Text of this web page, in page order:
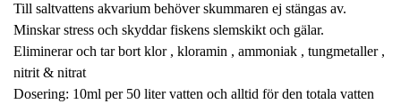
Till saltvattens akvarium behöver skummaren ej stängas av.
Minskar stress och skyddar fiskens slemskikt och gälar.
Eliminerar och tar bort klor , kloramin , ammoniak , tungmetaller ,
nitrit & nitrat
Dosering: 10ml per 50 liter vatten och alltid för den totala vatten